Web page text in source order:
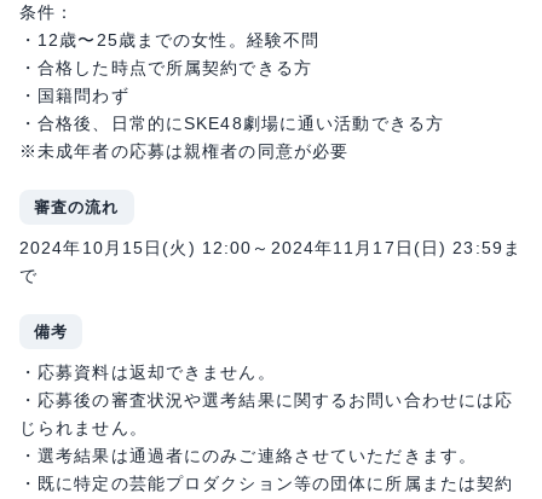
条件：
・12歳〜25歳までの女性。経験不問
・合格した時点で所属契約できる方
・国籍問わず
・合格後、日常的にSKE48劇場に通い活動できる方
※未成年者の応募は親権者の同意が必要
審査の流れ
2024年10月15日(火) 12:00～2024年11月17日(日) 23:59ま
で
備考
・応募資料は返却できません。
・応募後の審査状況や選考結果に関するお問い合わせには応
じられません。
・選考結果は通過者にのみご連絡させていただきます。
・既に特定の芸能プロダクション等の団体に所属または契約